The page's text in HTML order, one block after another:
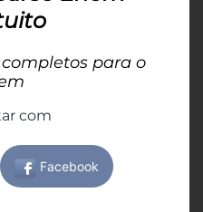
de agosto
pelo Enem, e
para o
com